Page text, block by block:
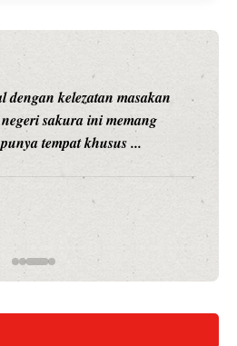
dengan kelezatan masakan
sakura ini memang
tempat khusus ...